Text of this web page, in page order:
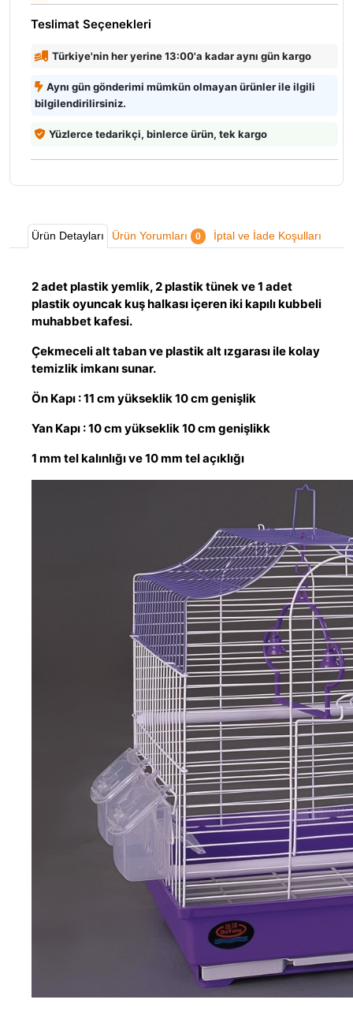
Teslimat Seçenekleri
Türkiye'nin her yerine 13:00'a kadar aynı gün kargo
Aynı gün gönderimi mümkün olmayan ürünler ile ilgili
bilgilendirilirsiniz.
Yüzlerce tedarikçi, binlerce ürün, tek kargo
Ürün Detayları Ürün Yorumları 0 İptal ve İade Koşulları
2 adet plastik yemlik, 2 plastik tünek ve 1 adet
plastik oyuncak kuş halkası içeren iki kapılı kubbeli
muhabbet kafesi.
Çekmeceli alt taban ve plastik alt ızgarası ile kolay
temizlik imkanı sunar.
Ön Kapı : 11 cm yükseklik 10 cm genişlik
Yan Kapı : 10 cm yükseklik 10 cm genişlikk
1 mm tel kalınlığı ve 10 mm tel açıklığı